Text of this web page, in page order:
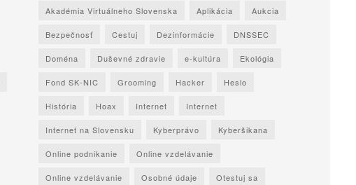
Akadémia Virtuálneho Slovenska Aplikácia Aukcia
Bezpečnosť Cestuj Dezinformácie DNSSEC
Doména Duševné zdravie e-kultúra Ekológia
Fond SK-NIC Grooming Hacker Heslo
História Hoax Internet Internet
Internet na Slovensku Kyberprávo Kyberšikana
Online podnikanie Online vzdelávanie
Online vzdelávanie Osobné údaje Otestuj sa